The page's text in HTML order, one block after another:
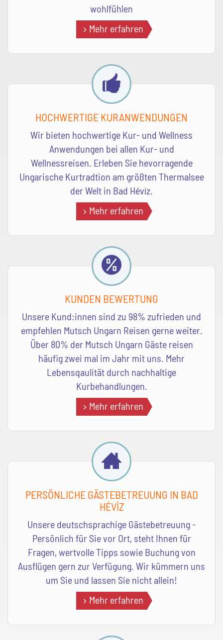
wohlfühlen
Mehr erfahren
HOCHWERTIGE KURANWENDUNGEN
Wir bieten hochwertige Kur- und Wellness
Anwendungen bei allen Kur- und
Wellnessreisen. Erleben Sie hevorragende
Ungarische Kurtradtion am größten Thermalsee
der Welt in Bad Hévíz.
Mehr erfahren
KUNDEN BEWERTUNG
Unsere Kund:innen sind zu 98% zufrieden und
empfehlen Mutsch Ungarn Reisen gerne weiter.
Über 80% der Mutsch Ungarn Gäste reisen
häufig zwei mal im Jahr mit uns. Mehr
Lebensqaulität durch nachhaltige
Kurbehandlungen.
Mehr erfahren
PERSÖNLICHE GÄSTEBETREUUNG IN BAD
HÉVÍZ
Unsere deutschsprachige Gästebetreuung -
Persönlich für Sie vor Ort, steht Ihnen für
Fragen, wertvolle Tipps sowie Buchung von
Ausflügen gern zur Verfügung. Wir kümmern uns
um Sie und lassen Sie nicht allein!
Mehr erfahren